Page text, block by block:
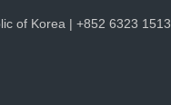
of Korea | +852 6323 1513